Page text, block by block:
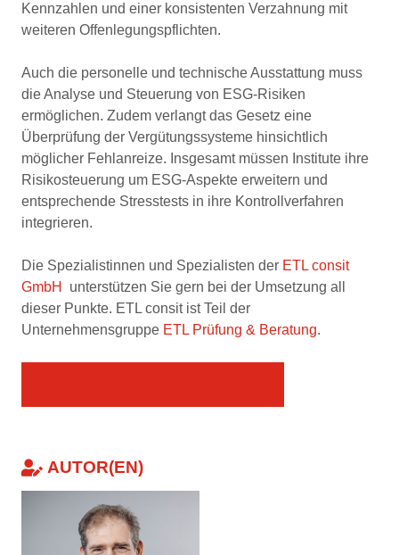
Kennzahlen und einer konsistenten Verzahnung mit
weiteren Offenlegungspflichten.
Auch die personelle und technische Ausstattung muss
die Analyse und Steuerung von ESG-Risiken
ermöglichen. Zudem verlangt das Gesetz eine
Überprüfung der Vergütungssysteme hinsichtlich
möglicher Fehlanreize. Insgesamt müssen Institute ihre
Risikosteuerung um ESG-Aspekte erweitern und
entsprechende Stresstests in ihre Kontrollverfahren
integrieren.
Die Spezialistinnen und Spezialisten der ETL consit
GmbH
unterstützen Sie gern bei der Umsetzung all
dieser Punkte. ETL consit ist Teil der
Unternehmensgruppe ETL Prüfung & Beratung.
AUTOR(EN)